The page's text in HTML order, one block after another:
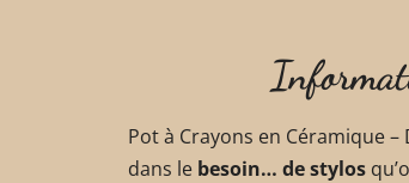
Pot à Crayons en Céramique –
dans le besoin… de stylos